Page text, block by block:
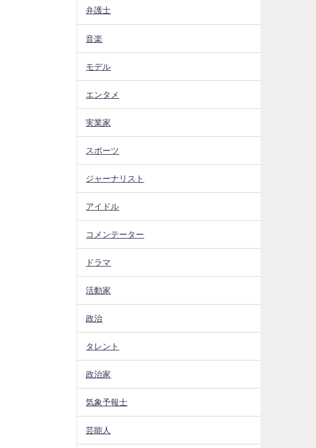
弁護士
音楽
モデル
エンタメ
実業家
スポーツ
ジャーナリスト
アイドル
コメンテーター
ドラマ
活動家
政治
タレント
政治家
気象予報士
芸能人